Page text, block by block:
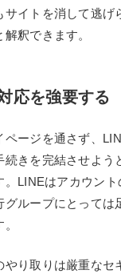
イトを消して逃げ
釈できます。
応を強要する
ページを通さず、
続きを完結させよう
。LINEはアカウン
グループにとっては
り取りは厳重なセ